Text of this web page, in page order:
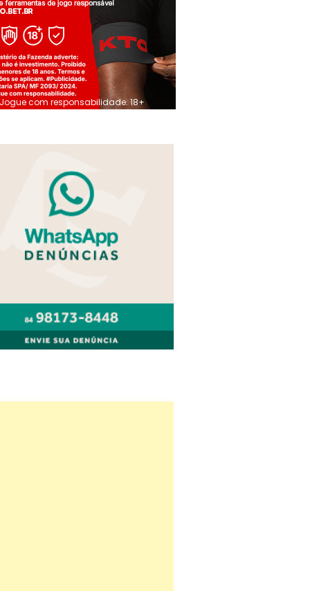
Jogue com responsabilidade. 18+